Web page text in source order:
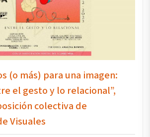
(o más) para una imagen:
el gesto y lo relacional”,
colectiva de
Visuales